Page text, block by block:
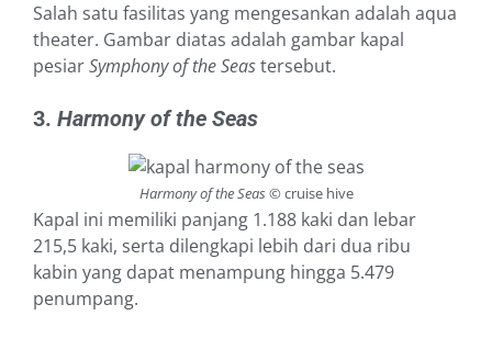
Salah satu fasilitas yang mengesankan adalah aqua
theater. Gambar diatas adalah gambar kapal
pesiarSymphonyof the Seastersebut.
3. Harmony of the Seas
Harmony of the Seas© cruise hive
Kapal ini memiliki panjang 1.188 kaki dan lebar
215,5 kaki, serta dilengkapi lebih dari dua ribu
kabin yang dapat menampung hingga 5.479
penumpang.